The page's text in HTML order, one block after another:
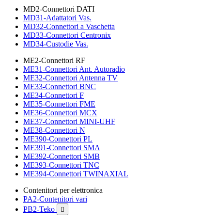
MD2-Connettori DATI
MD31-Adattatori Vas.
MD32-Connettori a Vaschetta
MD33-Connettori Centronix
MD34-Custodie Vas.
ME2-Connettori RF
ME31-Connettori Ant. Autoradio
ME32-Connettori Antenna TV
ME33-Connettori BNC
ME34-Connettori F
ME35-Connettori FME
ME36-Connettori MCX
ME37-Connettori MINI-UHF
ME38-Connettori N
ME390-Connettori PL
ME391-Connettori SMA
ME392-Connettori SMB
ME393-Connettori TNC
ME394-Connettori TWINAXIAL
Contenitori per elettronica
PA2-Contenitori vari
PB2-Teko
